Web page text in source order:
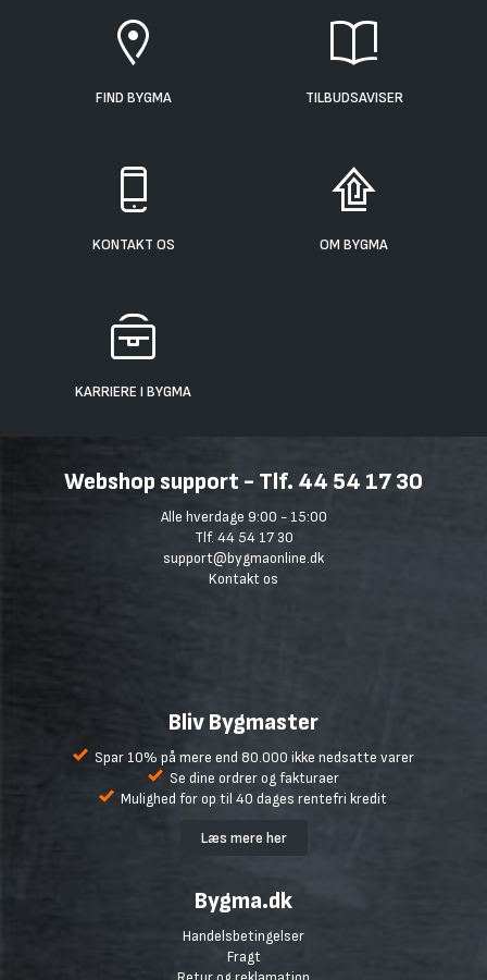
FIND BYGMA TILBUDSAVISER
KONTAKT OS OM BYGMA
KARRIERE I BYGMA
Webshop support - Tlf. 44 54 17 30
Alle hverdage 9:00 - 15:00
Tlf. 44 54 17 30
support@bygmaonline.dk
Kontakt os
Bliv Bygmaster
Spar 10% på mere end 80.000 ikke nedsatte varer
Se dine ordrer og fakturaer
Mulighed for op til 40 dages rentefri kredit
Læs mere her
Bygma.dk
Handelsbetingelser
Fragt